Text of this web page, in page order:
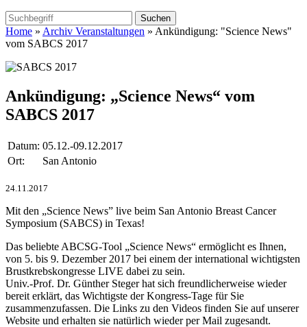
Home » Archiv Veranstaltungen » Ankündigung: "Science News"
vom SABCS 2017
Ankündigung: „Science News“ vom
SABCS 2017
Datum: 05.12.-09.12.2017
Ort:
San Antonio
24.11.2017
Mit den „Science News” live beim San Antonio Breast Cancer
Symposium (SABCS) in Texas!
Das beliebte ABCSG-Tool „Science News“ ermöglicht es Ihnen,
von 5. bis 9. Dezember 2017 bei einem der international wichtigsten
Brustkrebskongresse LIVE dabei zu sein.
Univ.-Prof. Dr. Günther Steger hat sich freundlicherweise wieder
bereit erklärt, das Wichtigste der Kongress-Tage für Sie
zusammenzufassen. Die Links zu den Videos finden Sie auf unserer
Website und erhalten sie natürlich wieder per Mail zugesandt.